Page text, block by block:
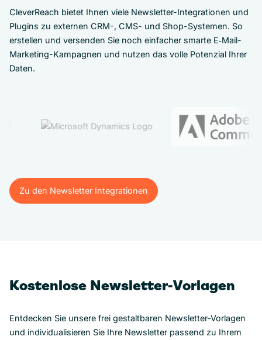
CleverReach bietet Ihnen viele Newsletter-Integrationen und
Plugins zu externen CRM-, CMS- und Shop-Systemen. So
erstellen und versenden Sie noch einfacher smarte E‑Mail-
Marketing-Kampagnen und nutzen das volle Potenzial Ihrer
Daten.
Zu den Newsletter Integrationen
Zu den Newsletter Integrationen
Kostenlose Newsletter-Vorlagen
Entdecken Sie unsere frei gestaltbaren Newsletter-Vorlagen
und individualisieren Sie Ihre Newsletter passend zu Ihrem